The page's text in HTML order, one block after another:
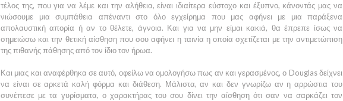
τέλος της, που για να λέμε και την αλήθεια, είναι ιδιαίτερα εύστοχο και έξυπνο, κάνοντάς μας να
νιώσουμε μια συμπάθεια απέναντι στο όλο εγχείρημα που μας αφήνει με μια παράξενα
απολαυστική απορία ή αν το θέλετε, άγνοια. Και για να μην είμαι κακιά, θα έπρεπε ίσως να
σημειώσω και την θετική αίσθηση που σου αφήνει η ταινία η οποία σχετίζεται με την αντιμετώπιση
της πιθανής πάθησης από τον ίδιο τον ήρωα.
Και μιας και αναφέρθηκα σε αυτό, οφείλω να ομολογήσω πως αν και γερασμένος, ο Douglasδείχνει
να είναι σε αρκετά καλή φόρμα και διάθεση. Μάλιστα, αν και δεν γνωρίζω αν η αρρώστια του
συνέπεσε με τα γυρίσματα, ο χαρακτήρας του σου δίνει την αίσθηση ότι σαν να σαρκάζει τον